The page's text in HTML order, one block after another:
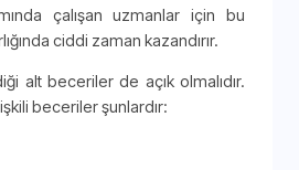
çalışan uzmanlar için bu
ciddi zaman kazandırır.
alt beceriler de açık olmalıdır.
beceriler şunlardır: